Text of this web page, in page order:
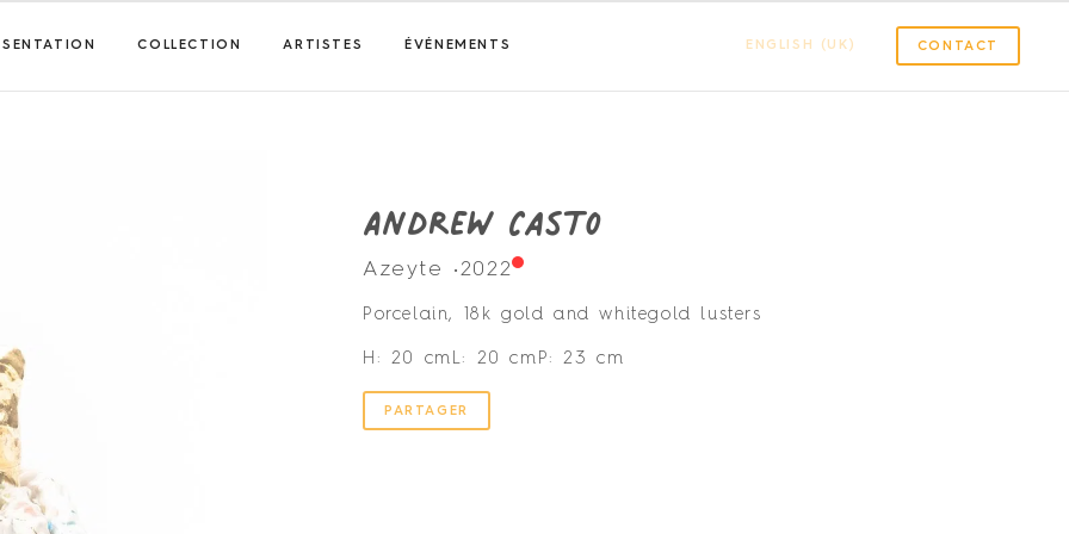
COLLECTION ARTISTES ÉVÉNEMENTS ENGLISH (UK) CONTACT
Andrew Casto
Azeyte •2022
Porcelain, 18k gold and whitegold lusters
H: 20 cm L: 20 cm P: 23 cm
PARTAGER